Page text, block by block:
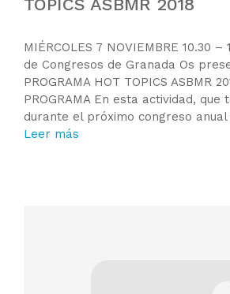
TOPICS ASBMR 2018
MIÉRCOLES 7 NOVIEMBRE 10.30
de Congresos de Granada Os
PROGRAMA HOT TOPICS ASBMR
PROGRAMA En esta actividad, que
durante el próximo congreso
Leer más